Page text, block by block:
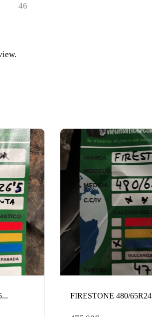
46
FIRESTONE 480/65R24